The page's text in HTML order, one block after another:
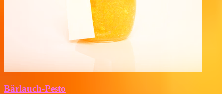
Bärlauch-Pesto